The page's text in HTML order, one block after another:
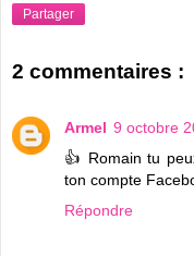
Partager
2 commentaires :
Armel 9 octobre
👍 Romain tu
ton compte
Répondre